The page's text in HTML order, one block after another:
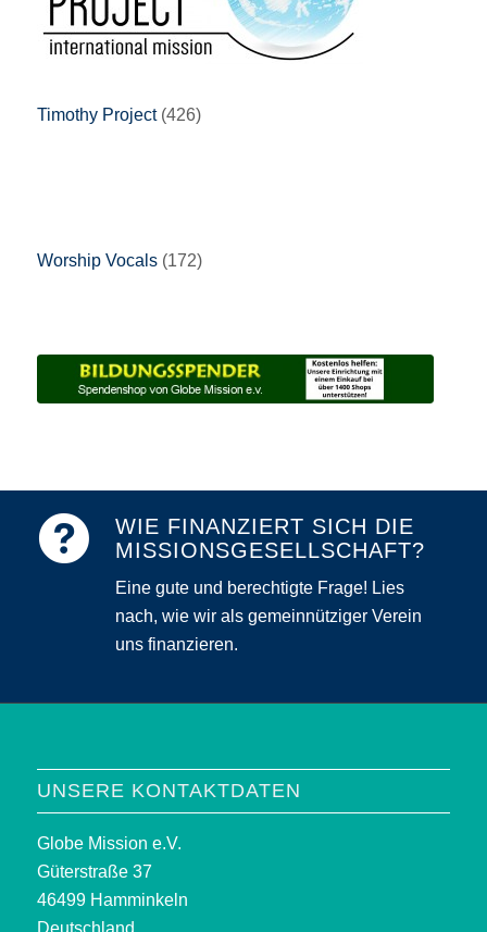
Timothy Project(426)
Worship Vocals(172)
WIE FINANZIERT SICH DIE
MISSIONSGESELLSCHAFT?
Eine gute und berechtigte Frage! Lies
nach, wie wir als gemeinnütziger Verein
uns finanzieren.
UNSERE KONTAKTDATEN
Globe Mission e.V.
Güterstraße 37
46499 Hamminkeln
Deutschland